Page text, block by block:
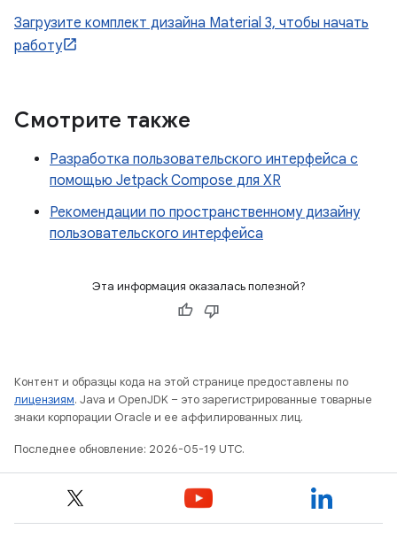
Загрузите комплект дизайна Material 3, чтобы начать
работу
Смотрите также
Разработка пользовательского интерфейса с
помощью Jetpack Compose для XR
Рекомендации по пространственному дизайну
пользовательского интерфейса
Эта информация оказалась полезной?
Контент и образцы кода на этой странице предоставлены по
лицензиям. Java и OpenJDK – это зарегистрированные товарные
знаки корпорации Oracle и ее аффилированных лиц.
Последнее обновление: 2026-05-19 UTC.